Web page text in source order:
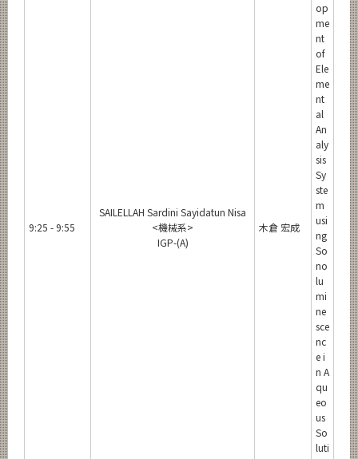
9:25 - 9:55
SAILELLAH Sardini Sayidatun Nisa
<機械系>
IGP-(A)
木倉 宏成
op
me
nt
of
Ele
me
nt
al
An
aly
sis
Sy
ste
m
usi
ng
So
no
lu
mi
ne
sce
nc
e i
n A
qu
eo
us
So
luti